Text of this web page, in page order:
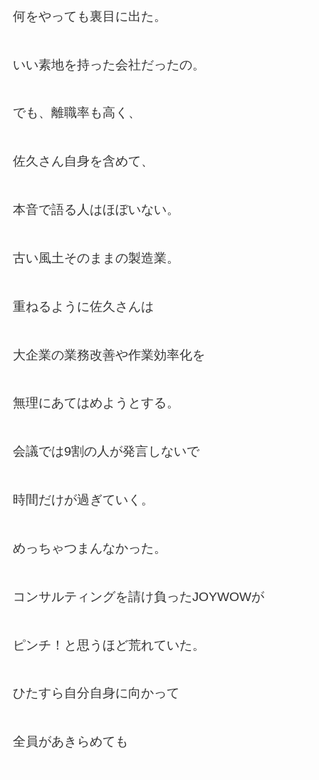
何をやっても裏目に出た。
いい素地を持った会社だったの。
でも、離職率も高く、
佐久さん自身を含めて、
本音で語る人はほぼいない。
古い風土そのままの製造業。
重ねるように佐久さんは
大企業の業務改善や作業効率化を
無理にあてはめようとする。
会議では9割の人が発言しないで
時間だけが過ぎていく。
めっちゃつまんなかった。
コンサルティングを請け負ったJOYWOWが
ピンチ！と思うほど荒れていた。
ひたすら自分自身に向かって
全員があきらめても